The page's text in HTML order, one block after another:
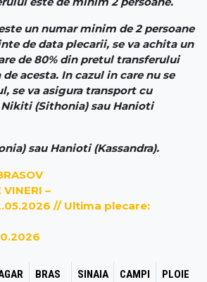
un numar minim de 2 persoane
de data plecarii, se va achita un
de 80% din pretul transferului
acesta. In cazul in care nu se
se va asigura transport cu
(Sithonia) sau Hanioti
sau Hanioti (Kassandra).
VINERI –
// Ultima plecare:
BRAS
SINAIA
CAMPI
PLOIE